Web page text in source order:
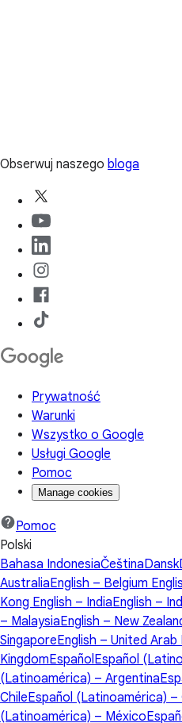
Obserwuj naszego bloga
Prywatność
Warunki
Wszystko o Google
Usługi Google
Pomoc
Manage cookies
Pomoc
Polski
Bahasa IndonesiaČeštinaDansk
AustraliaEnglish – Belgium
Kong English – IndiaEnglish –
– MalaysiaEnglish – New
SingaporeEnglish – United
KingdomEspañol Español
(Latinoamérica) – Argentina
ChileEspañol (Latinoamérica) –
(Latinoamérica) – México